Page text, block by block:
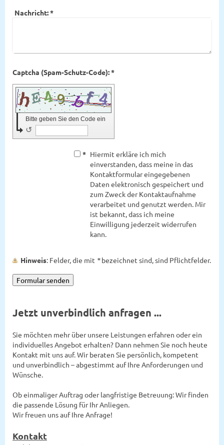
Nachricht:*
Captcha (Spam-Schutz-Code): *
Bitte geben Sie den Code ein
↺
* Hiermit erkläre ich mich
einverstanden, dass meine in das
Kontaktformular eingegebenen
Daten elektronisch gespeichert und
zum Zweck der Kontaktaufnahme
verarbeitet und genutzt werden. Mir
ist bekannt, dass ich meine
Einwilligung jederzeit widerrufen
kann.
Hinweis : Felder, die mit *bezeichnet sind, sind Pflichtfelder.
Jetzt unverbindlich anfragen ...
Sie möchten mehr über unsere Leistungen erfahren oder ein
individuelles Angebot erhalten? Dann nehmen Sie noch heute
Kontakt mit uns auf. Wir beraten Sie persönlich, kompetent
und unverbindlich – abgestimmt auf Ihre Anforderungen und
Wünsche.
Ob einmaliger Auftrag oder langfristige Betreuung: Wir finden
die passende Lösung für Ihr Anliegen.
Wir freuen uns auf Ihre Anfrage!
Kontakt